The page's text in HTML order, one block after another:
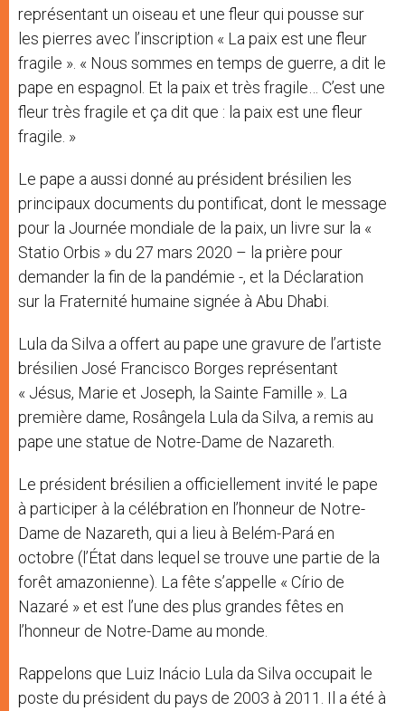
représentant un oiseau et une fleur qui pousse sur
les pierres avec l’inscription « La paix est une fleur
fragile ». « Nous sommes en temps de guerre, a dit le
pape en espagnol. Et la paix et très fragile… C’est une
fleur très fragile et ça dit que : la paix est une fleur
fragile. »
Le pape a aussi donné au président brésilien les
principaux documents du pontificat, dont le message
pour la Journée mondiale de la paix, un livre sur la «
Statio Orbis » du 27 mars 2020 – la prière pour
demander la fin de la pandémie -, et la Déclaration
sur la Fraternité humaine signée à Abu Dhabi.
Lula da Silva a offert au pape une gravure de l’artiste
brésilien José Francisco Borges représentant
« Jésus, Marie et Joseph, la Sainte Famille ». La
première dame, Rosângela Lula da Silva, a remis au
pape une statue de Notre-Dame de Nazareth.
Le président brésilien a officiellement invité le pape
à participer à la célébration en l’honneur de Notre-
Dame de Nazareth, qui a lieu à Belém-Pará en
octobre (l’État dans lequel se trouve une partie de la
forêt amazonienne). La fête s’appelle « Círio de
Nazaré » et est l’une des plus grandes fêtes en
l’honneur de Notre-Dame au monde.
Rappelons que Luiz Inácio Lula da Silva occupait le
poste du président du pays de 2003 à 2011. Il a été à